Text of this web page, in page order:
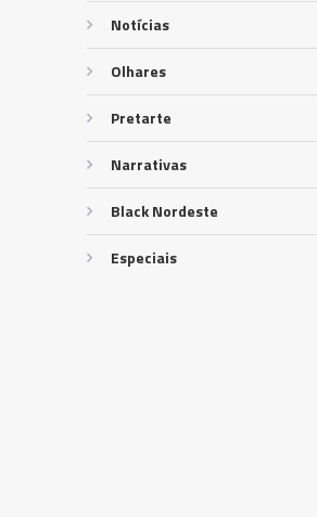
Notícias
Olhares
Pretarte
Narrativas
Black Nordeste
Especiais